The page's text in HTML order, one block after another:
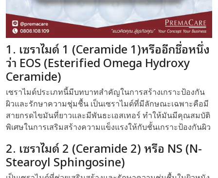
1. เซราไมด์ 1 (Ceramide 1)หรืออีกชื่อหนึ่ง
ว่า EOS (Esterified Omega Hydroxy
Ceramide)
เซราไมด์ประเภทนี้มีบทบาทสำคัญในการสร้างเกราะป้องกัน
ผิวและรักษาความชุ่มชื้น เป็นเซราไมด์ที่มีลักษณะเฉพาะคือมี
สายกรดไขมันที่ยาวและมีพันธะเอสเทอร์ ทำให้มันมีคุณสมบัติ
พิเศษในการเสริมสร้างความแข็งแรงให้กับชั้นเกราะป้องกันผิว
2. เซราไมด์ 2 (Ceramide 2) หรือ NS (N-
Stearoyl Sphingosine)